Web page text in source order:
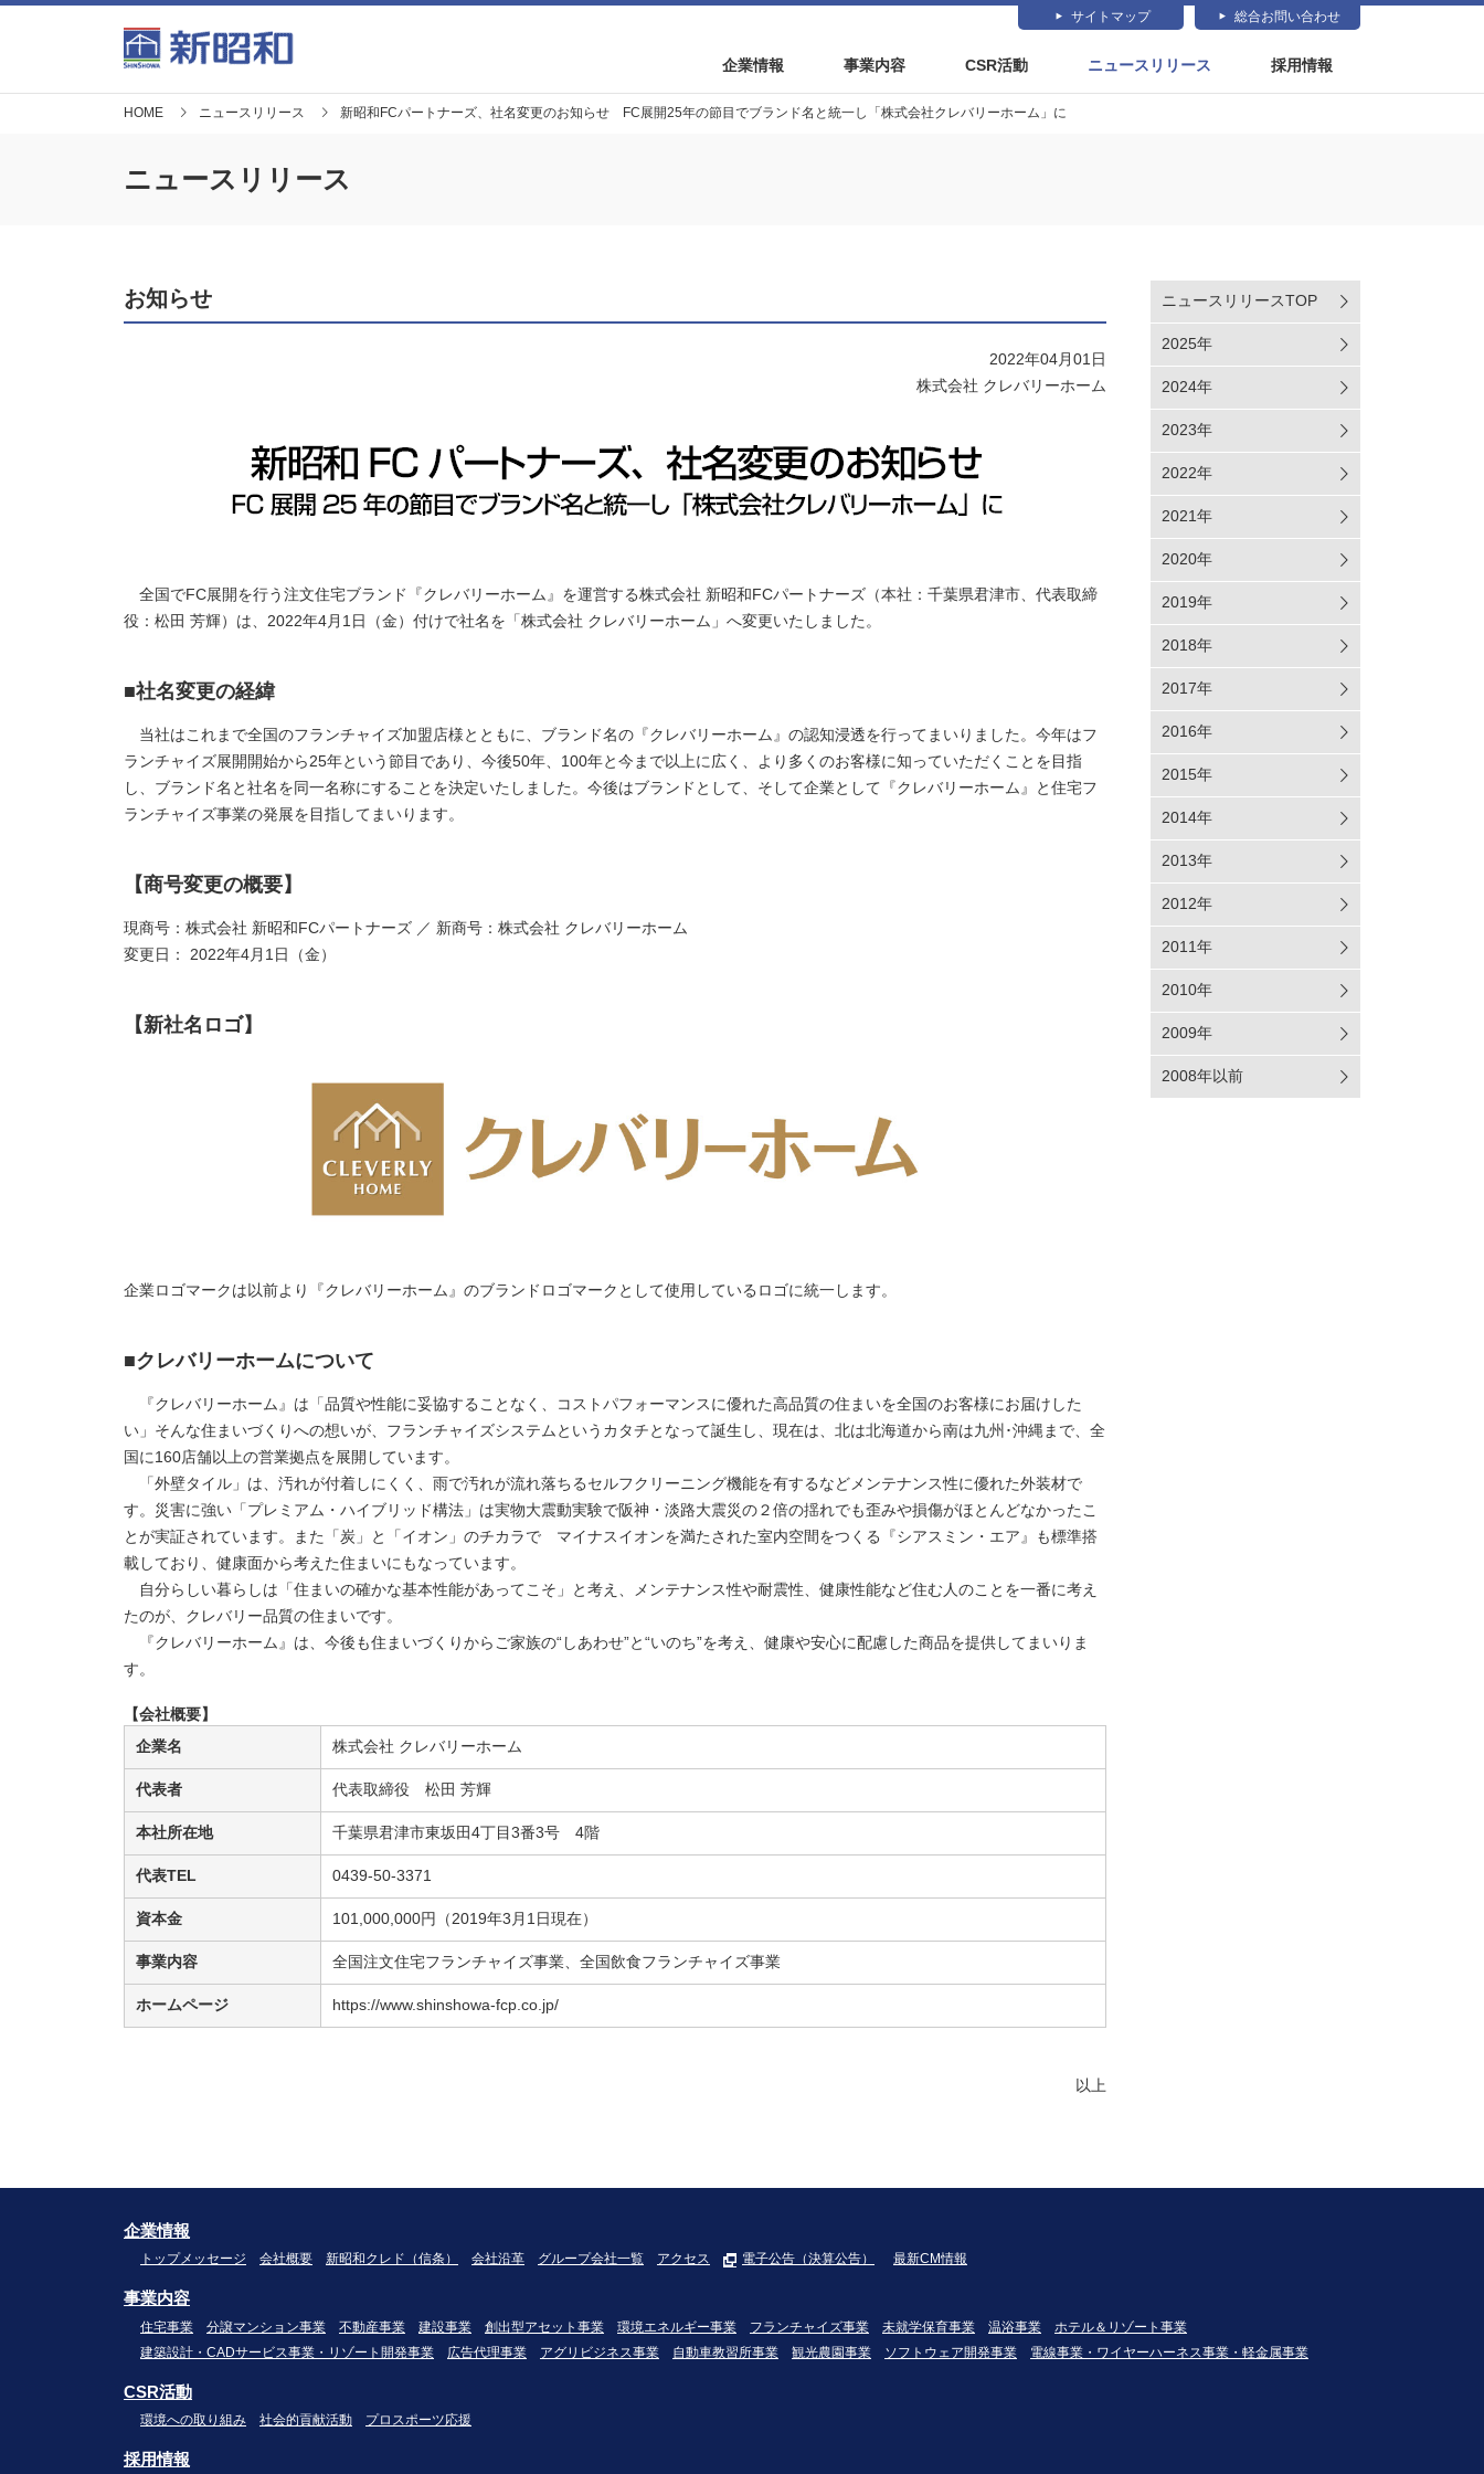
企業情報 事業内容 CSR活動 ニュースリリース 採用情報
サイトマップ 総合お問い合わせ
HOME ニュースリリース 新昭和FCパートナーズ、社名変更のお知らせ FC展開25年の節目でブランド名と統一し「株式会社クレバリーホーム」に
ニュースリリース
お知らせ
2022年04月01日
株式会社 クレバリーホーム
全国でFC展開を行う注文住宅ブランド『クレバリーホーム』を運営する株式会社 新昭和FCパートナーズ（本社：千葉県君津市、代表取締
役：松田 芳輝）は、2022年4月1日（金）付けで社名を「株式会社 クレバリーホーム」へ変更いたしました。
■社名変更の経緯
当社はこれまで全国のフランチャイズ加盟店様とともに、ブランド名の『クレバリーホーム』の認知浸透を行ってまいりました。今年はフ
ランチャイズ展開開始から25年という節目であり、今後50年、100年と今まで以上に広く、より多くのお客様に知っていただくことを目指
し、ブランド名と社名を同一名称にすることを決定いたしました。今後はブランドとして、そして企業として『クレバリーホーム』と住宅フ
ランチャイズ事業の発展を目指してまいります。
【商号変更の概要】
現商号：株式会社 新昭和FCパートナーズ ／ 新商号：株式会社 クレバリーホーム
変更日： 2022年4月1日（金）
【新社名ロゴ】
企業ロゴマークは以前より『クレバリーホーム』のブランドロゴマークとして使用しているロゴに統一します。
■クレバリーホームについて
『クレバリーホーム』は「品質や性能に妥協することなく、コストパフォーマンスに優れた高品質の住まいを全国のお客様にお届けした
い」そんな住まいづくりへの想いが、フランチャイズシステムというカタチとなって誕生し、現在は、北は北海道から南は九州･沖縄まで、全
国に160店舗以上の営業拠点を展開しています。
「外壁タイル」は、汚れが付着しにくく、雨で汚れが流れ落ちるセルフクリーニング機能を有するなどメンテナンス性に優れた外装材で
す。災害に強い「プレミアム・ハイブリッド構法」は実物大震動実験で阪神・淡路大震災の２倍の揺れでも歪みや損傷がほとんどなかったこ
とが実証されています。また「炭」と「イオン」のチカラで マイナスイオンを満たされた室内空間をつくる『シアスミン・エア』も標準搭
載しており、健康面から考えた住まいにもなっています。
自分らしい暮らしは「住まいの確かな基本性能があってこそ」と考え、メンテナンス性や耐震性、健康性能など住む人のことを一番に考え
たのが、クレバリー品質の住まいです。
『クレバリーホーム』は、今後も住まいづくりからご家族の“しあわせ”と“いのち”を考え、健康や安心に配慮した商品を提供してまいりま
す。
【会社概要】
企業名
株式会社 クレバリーホーム
代表者 代表取締役 松田 芳輝
本社所在地 千葉県君津市東坂田4丁目3番3号 4階
代表TEL 0439-50-3371
資本金 101,000,000円（2019年3月1日現在）
事業内容 全国注文住宅フランチャイズ事業、全国飲食フランチャイズ事業
ホームページ https://www.shinshowa-fcp.co.jp/
以上
ニュースリリースTOP
2025年
2024年
2023年
2022年
2021年
2020年
2019年
2018年
2017年
2016年
2015年
2014年
2013年
2012年
2011年
2010年
2009年
2008年以前
企業情報
トップメッセージ 会社概要 新昭和クレド（信条） 会社沿革 グループ会社一覧 アクセス 電子公告（決算公告） 最新CM情報
事業内容
住宅事業 分譲マンション事業 不動産事業 建設事業 創出型アセット事業 環境エネルギー事業 フランチャイズ事業 未就学保育事業 温浴事業
ホテル＆リゾート事業
建築設計・CADサービス事業・リゾート開発事業
広告代理事業 アグリビジネス事業 自動車教習所事業 観光農園事業 ソフトウェア開発事業 電線事業・ワイヤーハーネス事業・軽金属事業
CSR活動
環境への取り組み 社会的貢献活動 プロスポーツ応援
採用情報